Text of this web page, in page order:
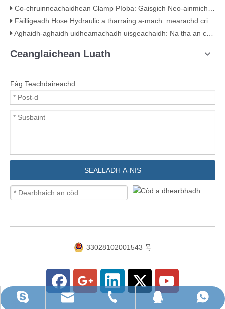
Co-chruinneachaidhean Clamp Pìoba: Gaisgich Neo-ainmichte an t-Siostam Pìobaireachd agad
Fàilligeadh Hose Hydraulic a tharraing a-mach: mearachd crimping clasaigeach (le fianais lèirsinneach)
Aghaidh-aghaidh uidheamachadh uisgeachaidh: Na tha an cnò a ’nochdadh mu chàileachd
Ceanglaichean Luath
Fàg Teachdaireachd
SEALLADH A-NIS
33028102001543 号
Skype
ruihua@rhhardware.com
Fòn
QQ
WhatsApp